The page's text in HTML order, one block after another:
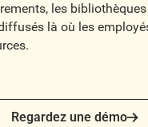
les
là où les
une démo
Regardez une démo